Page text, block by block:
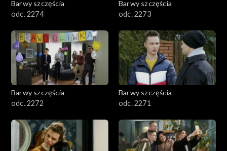
Barwy szczęścia
odc. 2274
Barwy szczęścia
odc. 2273
Barwy szczęścia
odc. 2272
Barwy szczęścia
odc. 2271